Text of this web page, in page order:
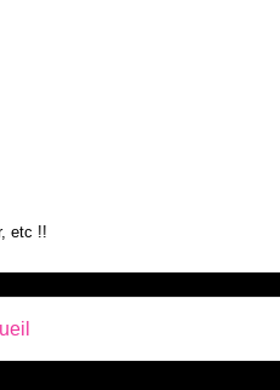
etc !!